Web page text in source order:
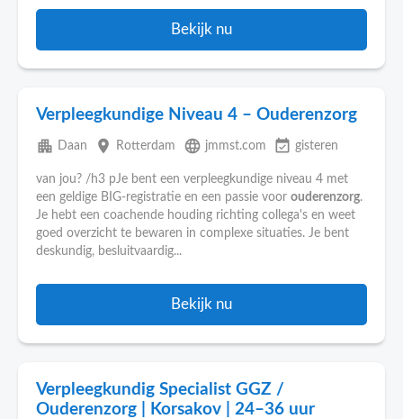
Bekijk nu
Verpleegkundige Niveau 4 – Ouderenzorg
apartment Daan place Rotterdam language jmmst.com event_available gisteren
van jou? /h3 pJe bent een verpleegkundige niveau 4 met
een geldige BIG-registratie en een passie voor ouderenzorg.
Je hebt een coachende houding richting collega's en weet
goed overzicht te bewaren in complexe situaties. Je bent
deskundig, besluitvaardig...
Bekijk nu
Verpleegkundig Specialist GGZ /
Ouderenzorg | Korsakov | 24–36 uur